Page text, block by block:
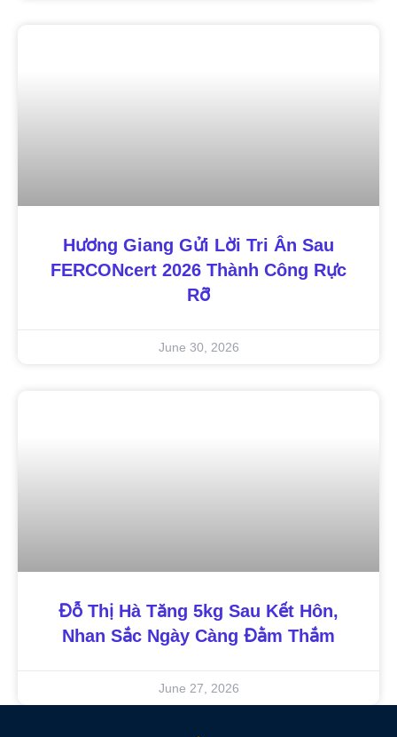
Hương Giang Gửi Lời Tri Ân Sau
FERCONcert 2026 Thành Công Rực
Rỡ
June 30, 2026
Đỗ Thị Hà Tăng 5kg Sau Kết Hôn,
Nhan Sắc Ngày Càng Đằm Thắm
June 27, 2026